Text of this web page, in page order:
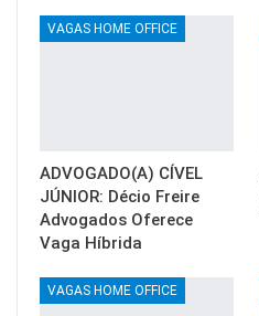
VAGAS HOME OFFICE
ADVOGADO(A) CÍVEL
JÚNIOR: Décio Freire
Advogados Oferece
Vaga Híbrida
VAGAS HOME OFFICE